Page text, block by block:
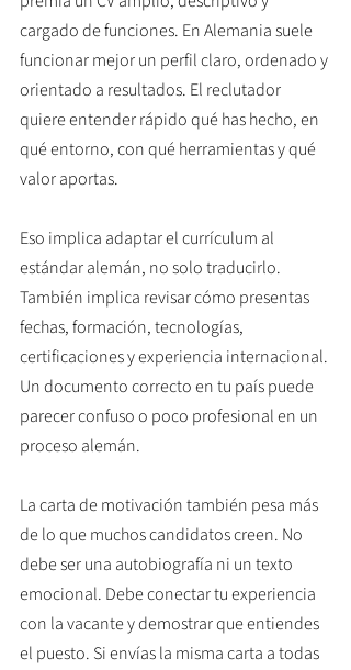
cargado de funciones. En Alemania suele
funcionar mejor un perfil claro, ordenado y
orientado a resultados. El reclutador
quiere entender rápido qué has hecho, en
qué entorno, con qué herramientas y qué
valor aportas.
Eso implica adaptar el currículum al
estándar alemán, no solo traducirlo.
También implica revisar cómo presentas
fechas, formación, tecnologías,
certificaciones y experiencia internacional.
Un documento correcto en tu país puede
parecer confuso o poco profesional en un
proceso alemán.
La carta de motivación también pesa más
de lo que muchos candidatos creen. No
debe ser una autobiografía ni un texto
emocional. Debe conectar tu experiencia
con la vacante y demostrar que entiendes
el puesto. Si envías la misma carta a todas